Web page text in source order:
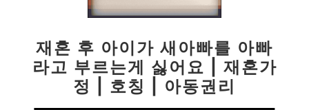
재혼 후 아이가 새아빠를 아빠
라고 부르는게 싫어요 | 재혼가
정 | 호칭 | 아동권리